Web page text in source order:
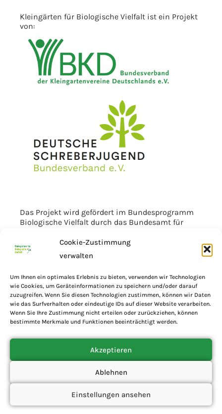
Cookie-Zustimmung
verwalten
Um Ihnen ein optimales Erlebnis zu bieten, verwenden wir Technologien
wie Cookies, um Geräteinformationen zu speichern und/oder darauf
zuzugreifen. Wenn Sie diesen Technologien zustimmen, können wir Daten
wie das Surfverhalten oder eindeutige IDs auf dieser Website verarbeiten.
Wenn Sie Ihre Zustimmung nicht erteilen oder zurückziehen, können
bestimmte Merkmale und Funktionen beeinträchtigt werden.
Akzeptieren
Ablehnen
Einstellungen ansehen
Kleingärten für Biologische Vielfalt ist ein Projekt
von:
Das Projekt wird gefördert im Bundesprogramm
Biologische Vielfalt durch das Bundesamt für
für Umwelt, Klimaschutz, Naturschutz und nukleare
Sicherheit.